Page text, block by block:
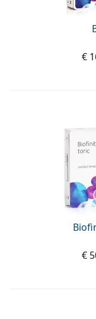
€
€